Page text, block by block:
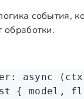
события,
обработки.
: async (ctx
{ model ,